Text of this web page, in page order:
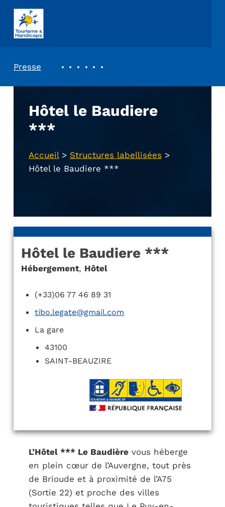
ASSOCIATION TOURISME ET HANDICAPS
Presse
Hôtel le Baudiere
***
Accueil> Structures labellisées >
Hôtel le Baudiere ***
Hôtel le Baudiere ***
Hébergement, Hôtel
(+33)06 77 46 89 31
tibo.legate@gmail.com
La gare
43100
SAINT-BEAUZIRE
L’Hôtel *** Le Baudièrevous héberge
en plein cœur de l’Auvergne, tout près
de Brioude et à proximité de l’A75
(Sortie 22) et proche des villes